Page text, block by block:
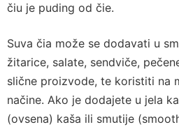
čiu je puding od čie.
Suva čia može se dodavati u
žitarice, salate, sendviče,
slične proizvode, te koristiti na
načine. Ako je dodajete u jela
(ovsena) kaša ili smutije